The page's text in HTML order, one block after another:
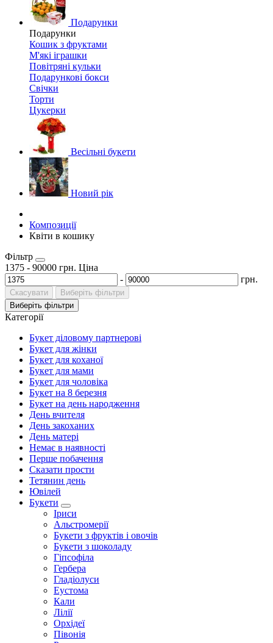
Подарунки
Подарунки
Кошик з фруктами
М'які іграшки
Повітряні кульки
Подарункові бокси
Свічки
Торти
Цукерки
Весільні букети
Новий рік
Композиції
Квіти в кошику
Фільтр
1375 - 90000 грн. Ціна
-
грн.
Скасувати
Виберіть фільтри
Виберіть фільтри
Категорії
Букет діловому партнерові
Букет для жінки
Букет для коханої
Букет для мами
Букет для чоловіка
Букет на 8 березня
Букет на день народження
День вчителя
День закоханих
День матері
Немає в наявності
Перше побачення
Сказати прости
Тетянин день
Ювілей
Букети
Іриси
Альстромерії
Букети з фруктів і овочів
Букети з шоколаду
Гіпсофіла
Гербера
Гладіолуси
Еустома
Кали
Лілії
Орхідеї
Півонія